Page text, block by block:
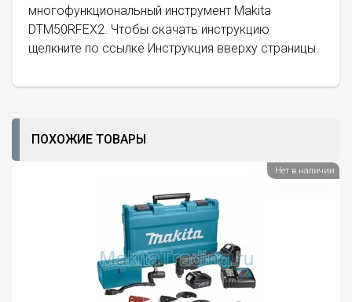
многофункциональный инструмент Makita
DTM50RFEX2. Чтобы скачать инструкцию
щелкните по ссылке Инструкция вверху страницы.
ПОХОЖИЕ ТОВАРЫ
Нет в наличии